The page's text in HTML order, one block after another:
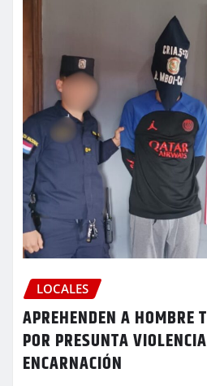
LOCALES
APREHENDEN A HOMBRE
POR PRESUNTA
ENCARNACIÓN